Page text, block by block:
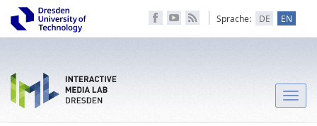
Sprache: DE EN
Toggle